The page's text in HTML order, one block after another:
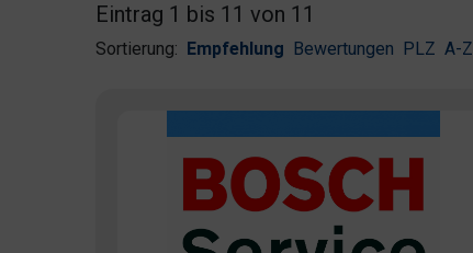
Eintrag 1 bis 11 von 11
Sortierung: Empfehlung Bewertungen PLZ A-Z